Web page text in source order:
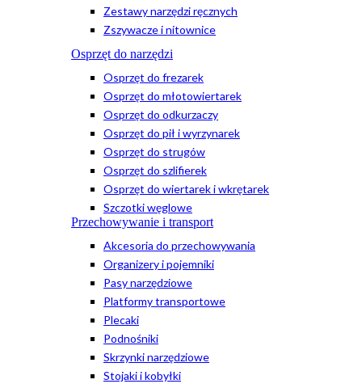
Zestawy narzędzi ręcznych
Zszywacze i nitownice
Osprzęt do narzędzi
Osprzęt do frezarek
Osprzęt do młotowiertarek
Osprzęt do odkurzaczy
Osprzęt do pił i wyrzynarek
Osprzęt do strugów
Osprzęt do szlifierek
Osprzęt do wiertarek i wkrętarek
Szczotki węglowe
Przechowywanie i transport
Akcesoria do przechowywania
Organizery i pojemniki
Pasy narzędziowe
Platformy transportowe
Plecaki
Podnośniki
Skrzynki narzędziowe
Stojaki i kobyłki